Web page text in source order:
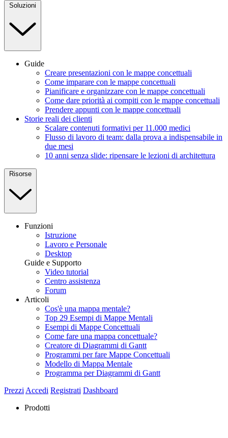
Soluzioni
Guide
Creare presentazioni con le mappe concettuali
Come imparare con le mappe concettuali
Pianificare e organizzare con le mappe concettuali
Come dare priorità ai compiti con le mappe concettuali
Prendere appunti con le mappe concettuali
Storie reali dei clienti
Scalare contenuti formativi per 11.000 medici
Flusso di lavoro di team: dalla prova a indispensabile in
due mesi
10 anni senza slide: ripensare le lezioni di architettura
Risorse
Funzioni
Istruzione
Lavoro e Personale
Desktop
Guide e Supporto
Video tutorial
Centro assistenza
Forum
Articoli
Cos'è una mappa mentale?
Top 29 Esempi di Mappe Mentali
Esempi di Mappe Concettuali
Come fare una mappa concettuale?
Creatore di Diagrammi di Gantt
Programmi per fare Mappe Concettuali
Modello di Mappa Mentale
Programma per Diagrammi di Gantt
Prezzi Accedi Registrati Dashboard
Prodotti